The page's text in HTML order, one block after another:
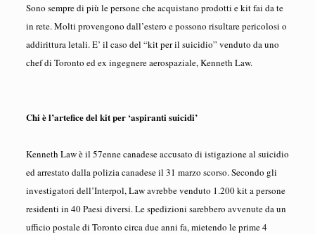
Sono sempre di più le persone che acquistano prodotti e kit fai da te
in rete. Molti provengono dall’estero e possono risultare pericolosi o
addirittura letali. E’ il caso del “kit per il suicidio” venduto da uno
chef di Toronto ed ex ingegnere aerospaziale, Kenneth Law.
Chi è l’artefice del kit per ‘aspiranti suicidi’
Kenneth Law è il 57enne canadese accusato di istigazione al suicidio
ed arrestato dalla polizia canadese il 31 marzo scorso. Secondo gli
investigatori dell’Interpol, Law avrebbe venduto 1.200 kit a persone
residenti in 40 Paesi diversi. Le spedizioni sarebbero avvenute da un
ufficio postale di Toronto circa due anni fa, mietendo le prime 4